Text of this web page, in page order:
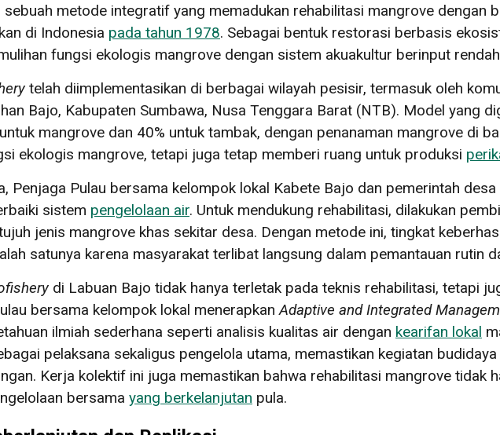
metode integratif yang memadukan rehabilitasi mangrove dengan
di Indonesia pada tahun 1978. Sebagai bentuk restorasi berbasis
fungsi ekologis mangrove dengan sistem akuakultur berinput
telah diimplementasikan di berbagai wilayah pesisir, termasuk oleh
Bajo, Kabupaten Sumbawa, Nusa Tenggara Barat (NTB). Model yang
mangrove dan 40% untuk tambak, dengan penanaman mangrove di
ekologis mangrove, tetapi juga tetap memberi ruang untuk produksi
Penjaga Pulau bersama kelompok lokal Kabete Bajo dan pemerintah
sistem pengelolaan air. Untuk mendukung rehabilitasi, dilakukan
jenis mangrove khas sekitar desa. Dengan metode ini, tingkat
satunya karena masyarakat terlibat langsung dalam pemantauan rutin
di Labuan Bajo tidak hanya terletak pada teknis rehabilitasi, tetapi
bersama kelompok lokal menerapkan Adaptive and Integrated
ilmiah sederhana seperti analisis kualitas air dengan kearifan lokal
pelaksana sekaligus pengelola utama, memastikan kegiatan
Kerja kolektif ini juga memastikan bahwa rehabilitasi mangrove tidak
bersama yang berkelanjutan pula.